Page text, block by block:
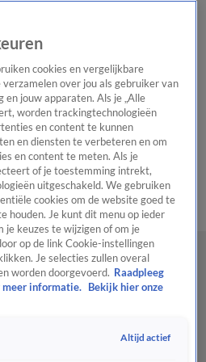
Het beste van Hart
Tip de
WeerTip de redactiePanelVideo's
cookies en vergelijkbare
over jou als gebruiker van
en jouw apparaten. Als je „Alle
worden trackingtechnologieën
en content te kunnen
en diensten te verbeteren en om
en content te meten. Als je
of je toestemming intrekt,
uitgeschakeld. We gebruiken
cookies om de website goed te
houden. Je kunt dit menu op ieder
je keuzes te wijzigen of om je
op de link Cookie-instellingen
Je selecties zullen overal
worden doorgevoerd. Raadpleeg
meer informatie.
Bekijk hier onze
Altijd actief